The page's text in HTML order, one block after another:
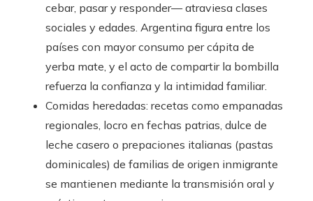
cebar, pasar y responder— atraviesa clases
sociales y edades. Argentina figura entre los
países con mayor consumo per cápita de
yerba mate, y el acto de compartir la bombilla
refuerza la confianza y la intimidad familiar.
Comidas heredadas: recetas como empanadas
regionales, locro en fechas patrias, dulce de
leche casero o prepaciones italianas (pastas
dominicales) de familias de origen inmigrante
se mantienen mediante la transmisión oral y